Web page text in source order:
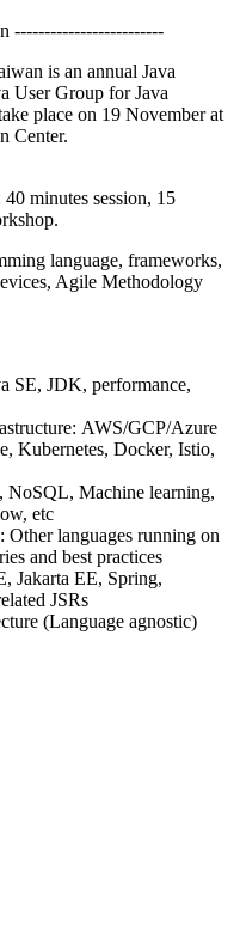
-------------------------
is an annual Java
User Group for Java
place on 19 November at
Center.
minutes session, 15
language, frameworks,
Agile Methodology
SE, JDK, performance,
AWS/GCP/Azure
Kubernetes, Docker, Istio,
Machine learning,
etc
Other languages running on
and best practices
Jakarta EE, Spring,
JSRs
(Language agnostic)